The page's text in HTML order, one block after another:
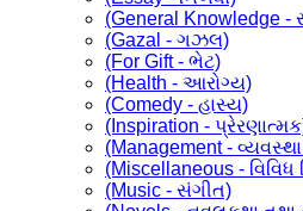
(General Knowledge -
(Gazal - ગઝલ)
(For Gift - ભેટ)
(Health - આરોગ્ય)
(Comedy - હાસ્ય)
(Inspiration -
(Management -
(Miscellaneous - વિવિધ
(Music - સંગીત)